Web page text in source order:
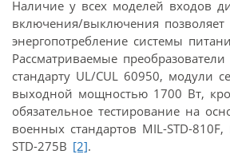
Наличие у всех моделей входов
включения/выключения
энергопотребление системы
Рассматриваемые преобразователи
стандарту UL/CUL 60950, модули
выходной мощностью 1700 Вт,
обязательное тестирование на
военных стандартов MIL-STD-
STD-275B [2].